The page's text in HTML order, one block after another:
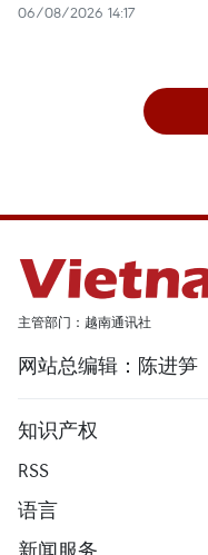
06/08/2026 14:17
主管部门：越南通讯社
网站总编辑：陈进笋
知识产权
RSS
语言
新闻服务